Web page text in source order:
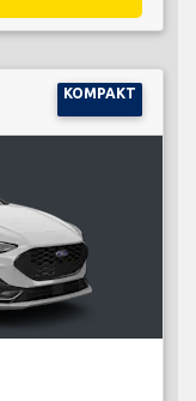
KOMPAKT